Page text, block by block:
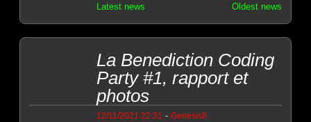
Latest news
Oldest news
La Benediction Coding
Party #1, rapport et
photos
12/11/2021 22:31 - Genesis8